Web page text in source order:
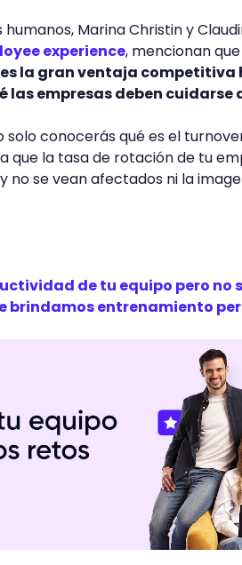
Marina Christin y
experience, mencionan que
la gran ventaja competitiva
las empresas deben cuidarse
conocerás qué es el
que la tasa de rotación de tu
no se vean afectados ni la
de tu equipo pero no
brindamos entrenamiento